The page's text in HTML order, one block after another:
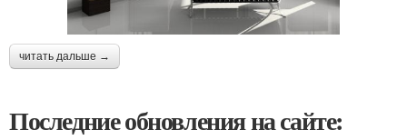
читать дальше →
Последние обновления на сайте: